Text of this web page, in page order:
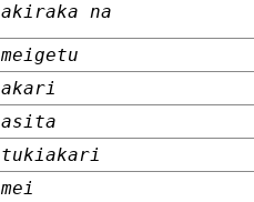
akiraka na
meigetu
akari
asita
tukiakari
mei